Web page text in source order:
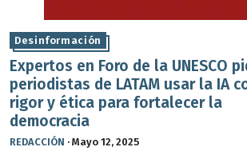
Desinformación
Expertos en Foro de la UNESCO
periodistas de LATAM usar la IA
rigor y ética para fortalecer la
democracia
REDACCIÓN · Mayo 12, 2025